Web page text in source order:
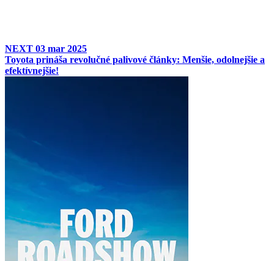
NEXT 03 mar 2025
Toyota prináša revolučné palivové články: Menšie, odolnejšie a
efektívnejšie!